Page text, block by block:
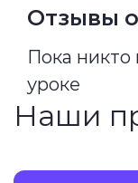
Отзывы
Пока никто
уроке
Наши